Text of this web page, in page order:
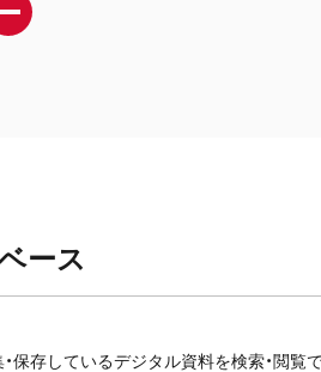
ース
保存しているデジタル資料を検索・閲覧